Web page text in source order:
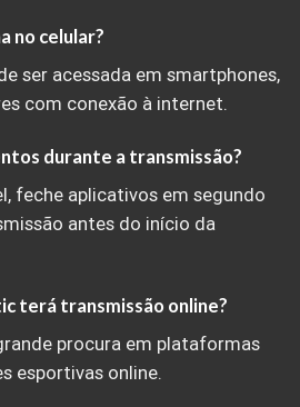
no celular?
ser acessada em smartphones,
com conexão à internet.
durante a transmissão?
feche aplicativos em segundo
antes do início da
terá transmissão online?
procura em plataformas
esportivas online.